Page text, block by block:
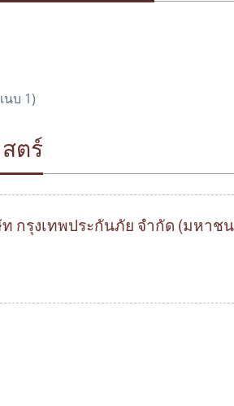
บ 1)
ตร์
ท กรุงเทพประกันภัย จำกัด (มหาช